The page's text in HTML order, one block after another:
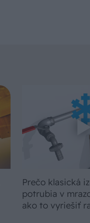
Prečo klasická
potrubia v
ako to vyriešiť